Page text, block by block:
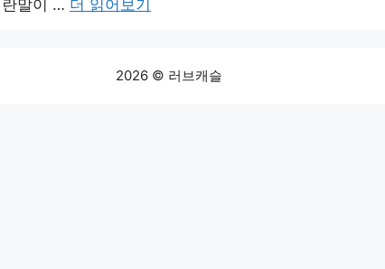
란말이 … 더 읽어보기
2026 © 러브캐슬